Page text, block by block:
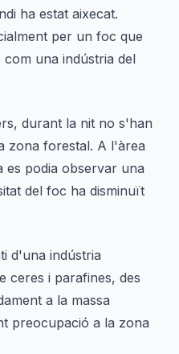
ha estat aixecat.
per un foc que
una indústria del
durant la nit no s'han
zona forestal. A l'àrea
es podia observar una
del foc ha disminuït
d'una indústria
ceres i parafines, des
a la massa
preocupació a la zona